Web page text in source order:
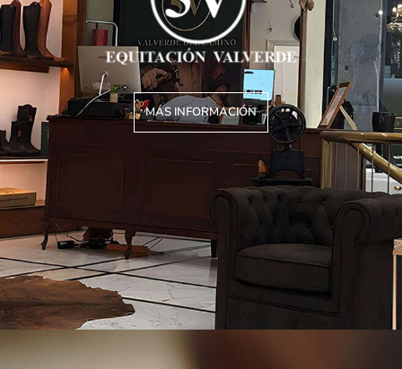
MÁS INFORMACIÓN